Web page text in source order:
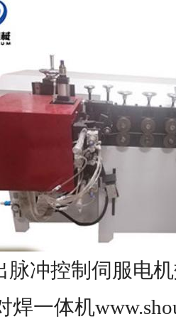
脉冲控制伺服电
焊一体机